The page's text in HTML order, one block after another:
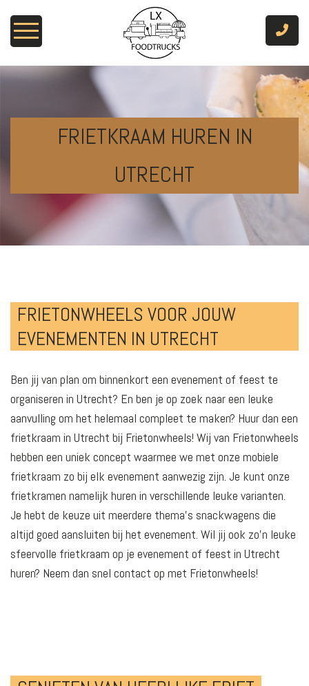
Frietkraam hurenFRIETKRAAM HUREN IN
UTRECHT
FRIETONWHEELS VOOR JOUW
EVENEMENTEN IN UTRECHT
Ben jij van plan om binnenkort een evenement of feest te
organiseren in Utrecht? En ben je op zoek naar een leuke
aanvulling om het helemaal compleet te maken? Huur dan een
frietkraam in Utrecht bij Frietonwheels! Wij van Frietonwheels
hebben een uniek concept waarmee we met onze mobiele
frietkraam zo bij elk evenement aanwezig zijn. Je kunt onze
frietkramen namelijk huren in verschillende leuke varianten.
Je hebt de keuze uit meerdere thema’s snackwagens die
altijd goed aansluiten bij het evenement. Wil jij ook zo’n leuke
sfeervolle frietkraam op je evenement of feest in Utrecht
huren? Neem dan snel contact op met Frietonwheels!